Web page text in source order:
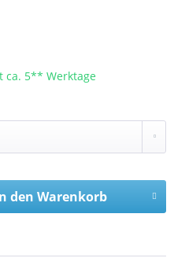
ca. 5** Werktage
den Warenkorb